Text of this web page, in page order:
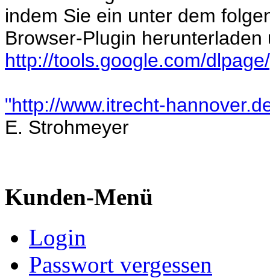
indem Sie ein unter dem
Browser-Plugin herunterladen
http://tools.google.com/
"http://www.itrecht-
E. Strohmeyer
Kunden-Menü
Login
Passwort vergessen